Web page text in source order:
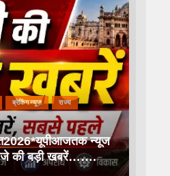
ब्रेकिंग न्यूज़ राज्य
न्यूज
की बड़ी खबरें…….